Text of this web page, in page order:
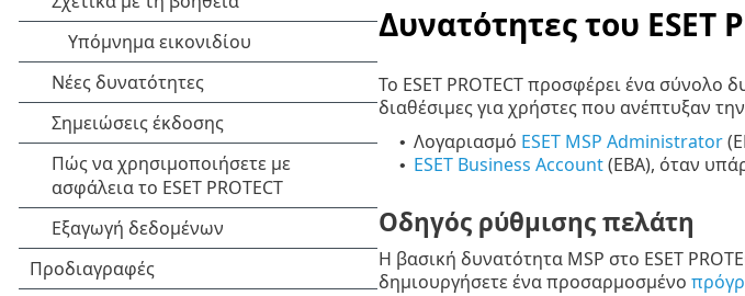
Δυνατότητες του ESET
Το ESET PROTECT προσφέρει ένα σύνολο
διαθέσιμες για χρήστες που ανέπτυξαν
• Λογαριασμό ESET MSP Administrator
• ESET Business Account(EBA), όταν
Οδηγός ρύθμισης πελάτη
Η βασική δυνατότητα MSP στο ESET
δημιουργήσετε ένα προσαρμοσμένο